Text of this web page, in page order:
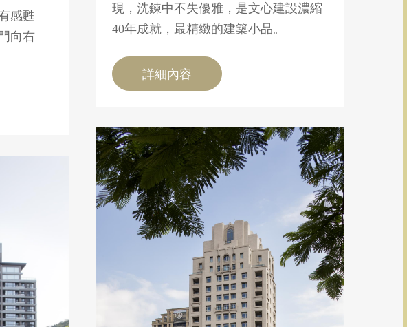
感甦
向右
現，洗鍊中不失優雅，是文心建設濃縮
40年成就，最精緻的建築小品。
詳細內容